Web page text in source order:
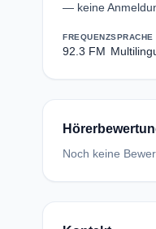
— keine
FREQUENZ
92.3 FM
SPRACHE
Noch keine